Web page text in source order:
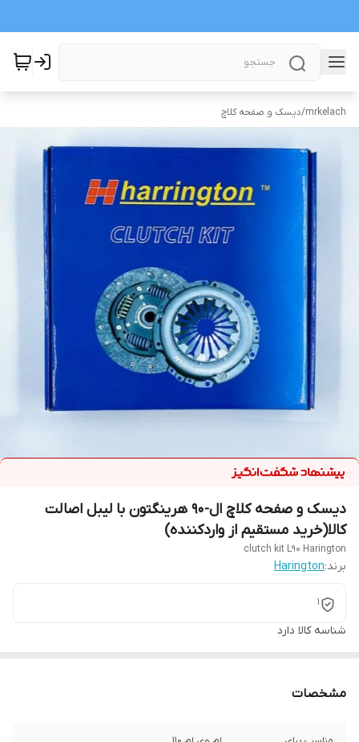
mrkelach
/دیسک و صفحه کلاچ
دیسک و صفحه کلاچ ال-90 هرینگتون با لیبل اصالت
کالا(خرید مستقیم از واردکننده)
clutch kit L90 Harington
برند:Harington
1
شناسه کالا دارد
مشخصات